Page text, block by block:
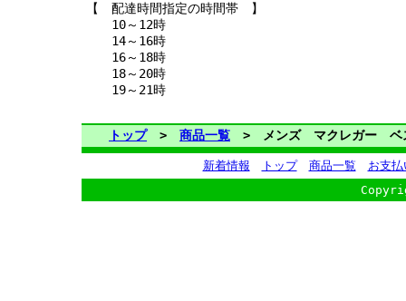
【 配達時間指定の時間帯 】
10～12時
14～16時
16～18時
18～20時
19～21時
トップ> 商品一覧 > メンズ マクレガー ベ
新着情報 トップ 商品一覧
お支